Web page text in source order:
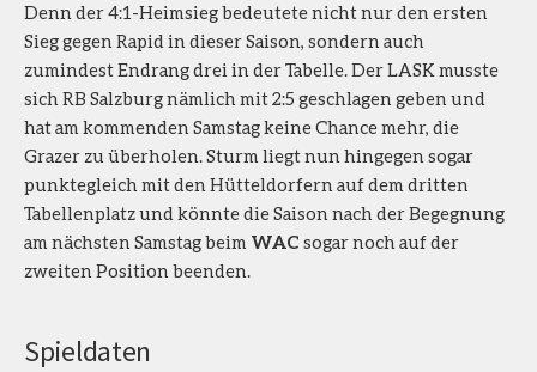
Denn der 4:1-Heimsieg bedeutete nicht nur den ersten
Sieg gegen Rapid in dieser Saison, sondern auch
zumindest Endrang drei in der Tabelle. Der LASK musste
sich RB Salzburg nämlich mit 2:5 geschlagen geben und
hat am kommenden Samstag keine Chance mehr, die
Grazer zu überholen. Sturm liegt nun hingegen sogar
punktegleich mit den Hütteldorfern auf dem dritten
Tabellenplatz und könnte die Saison nach der Begegnung
am nächsten Samstag beim WAC sogar noch auf der
zweiten Position beenden.
Spieldaten